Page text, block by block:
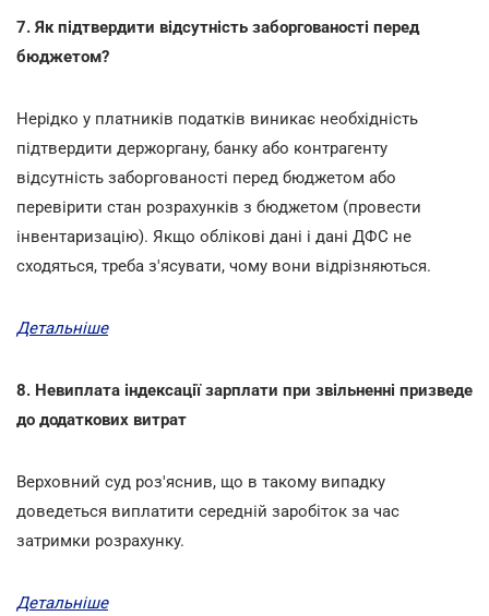
7. Як підтвердити відсутність заборгованості перед
бюджетом?
Нерідко у платників податків виникає необхідність
підтвердити держоргану, банку або контрагенту
відсутність заборгованості перед бюджетом або
перевірити стан розрахунків з бюджетом (провести
інвентаризацію). Якщо облікові дані і дані ДФС не
сходяться, треба з'ясувати, чому вони відрізняються.
Детальніше
8. Невиплата індексації зарплати при звільненні призведе
до додаткових витрат
Верховний суд роз'яснив, що в такому випадку
доведеться виплатити середній заробіток за час
затримки розрахунку.
Детальніше